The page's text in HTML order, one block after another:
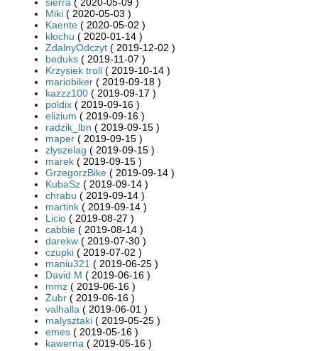
Miki ( 2020-05-03 )
Kaente ( 2020-05-02 )
kłochu ( 2020-01-14 )
ZdalnyOdczyt ( 2019-12-02 )
beduks ( 2019-11-07 )
Krzysiek troll ( 2019-10-14 )
mariobiker ( 2019-09-18 )
kazzz100 ( 2019-09-17 )
poldix ( 2019-09-16 )
elizium ( 2019-09-16 )
radzik_lbn ( 2019-09-15 )
maper ( 2019-09-15 )
zlyszelag ( 2019-09-15 )
marek ( 2019-09-15 )
GrzegorzBike ( 2019-09-14 )
KubaSz ( 2019-09-14 )
chrabu ( 2019-09-14 )
martink ( 2019-09-14 )
Licio ( 2019-08-27 )
cabbie ( 2019-08-14 )
darekw ( 2019-07-30 )
czupki ( 2019-07-02 )
maniu321 ( 2019-06-25 )
David M ( 2019-06-16 )
mmz ( 2019-06-16 )
Żubr ( 2019-06-16 )
valhalla ( 2019-06-01 )
malysztaki ( 2019-05-25 )
emes ( 2019-05-16 )
kawerna ( 2019-05-16 )